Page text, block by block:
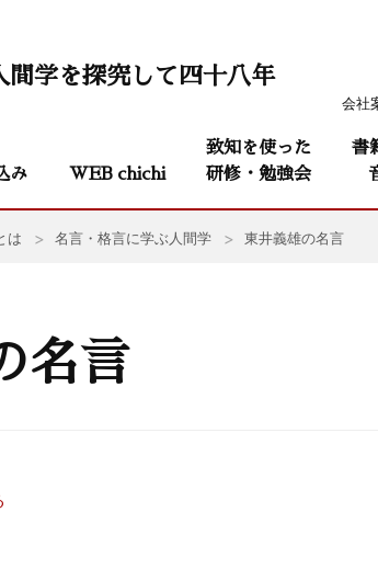
会社
間学を探究して四十八年
み WEB chichi
致知を使った
研修・勉強会
書
は 名言・格言に学ぶ人間学 東井義雄の名言
名言